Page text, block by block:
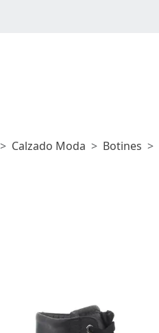
Calzado Moda Botines